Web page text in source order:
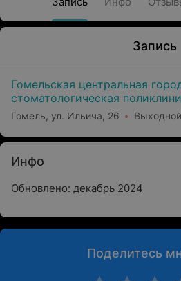
Запись
Гомельская центральная
стоматологическая
Гомель, ул. Ильича, 26 Выходной
Инфо
Обновлено: декабрь 2024
Поделитесь